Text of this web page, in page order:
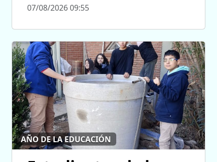
07/08/2026 09:55
AÑO DE LA EDUCACIÓN